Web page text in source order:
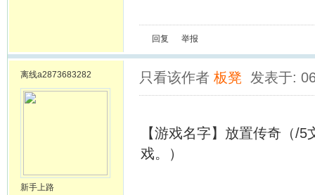
回复 举报
离线a2873683282
新手上路
只看该作者 板凳 发表于:
【游戏名字】放置传奇（/
戏。）